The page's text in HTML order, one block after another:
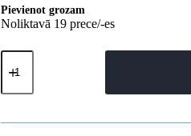
Pievienot grozam
Noliktavā 19 prece/-es
Silikona
maciņš
Galaxy
Ultra